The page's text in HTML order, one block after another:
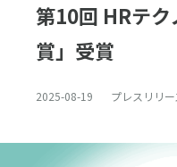
お役立ち記事
第10回 HRテ
賞」受賞
2025-08-19 プレスリリー